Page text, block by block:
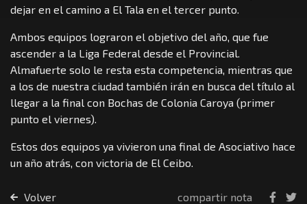
dejar en el camino a El Tala en el tercer punto.
Ambos equipos lograron el objetivo del año, que fue
ascender a la Liga Federal desde el Provincial.
Almafuerte solo le resta esta competencia, mientras que
a los de nuestra ciudad también irán en busca del título al
llegar a la final con Bochas de Colonia Caroya (primer
punto el viernes).
Estos dos equipos ya vivieron una final de Asociativo hace
un año atrás, con victoria de El Ceibo.
Volver compartir nota